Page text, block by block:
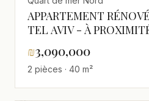
APPARTEMENT
TEL AVIV - À
₪3,090,000
2 pièces · 40 m²